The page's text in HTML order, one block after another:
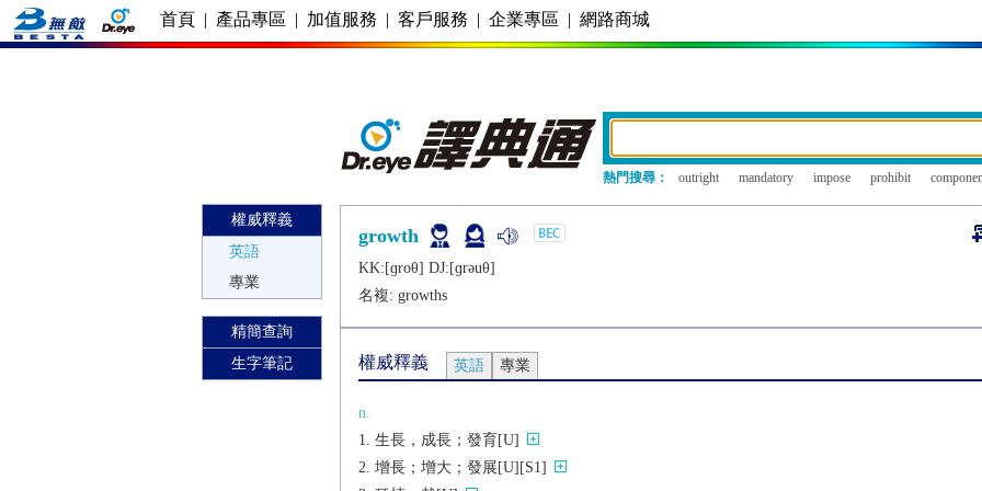
首頁 | 產品專區 | 加值服務 | 客戶服務 | 企業專區 | 網路商城
熱門搜尋： outright mandatory impose prohibit
權威釋義
英語
專業
精簡查詢
生字筆記
growth
KK:[ɡroθ] DJ:[ɡrǝuθ]
名複: growths
權威釋義 英語 專業
n.
生長，成長；發育[U]
增長；增大；發展[U][S1]